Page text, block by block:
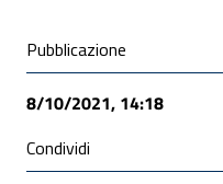
Condivisione social
Pubblicazione
8/10/2021, 14:18
Condividi